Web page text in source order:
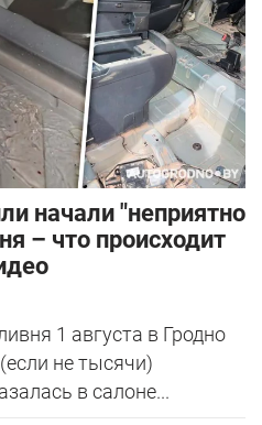
начали "неприятно
– что происходит
1 августа в Гродно
не тысячи)
в салоне...